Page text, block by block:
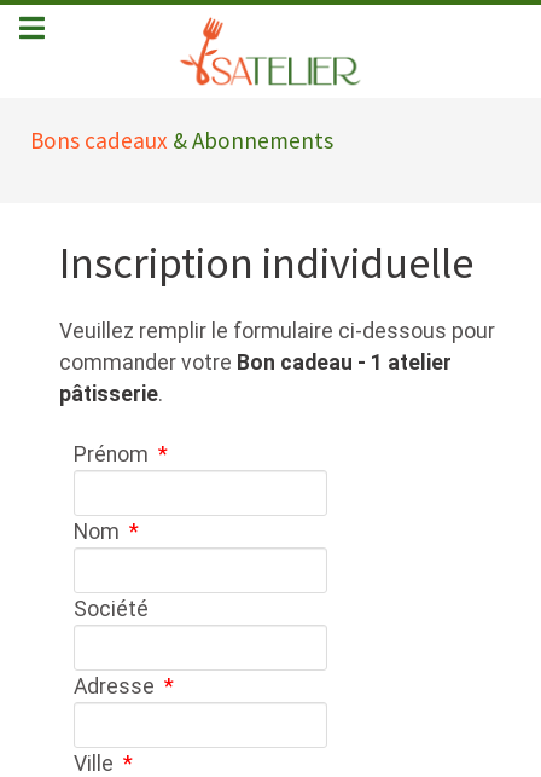
Bons cadeaux & Abonnements
Inscription individuelle
Veuillez remplir le formulaire ci-dessous pour
commander votre Bon cadeau - 1 atelier
pâtisserie.
Prénom *
Nom *
Société
Adresse *
Ville *